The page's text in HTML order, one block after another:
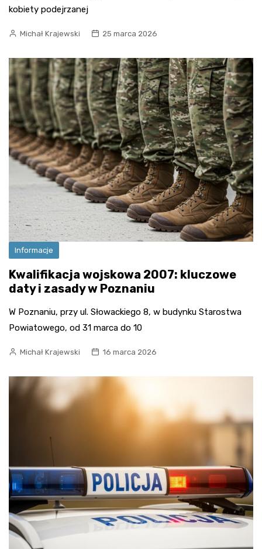
kobiety podejrzanej
Michał Krajewski 25 marca 2026
Informacje
Kwalifikacja wojskowa 2007: kluczowe
daty i zasady w Poznaniu
W Poznaniu, przy ul. Słowackiego 8, w budynku Starostwa
Powiatowego, od 31 marca do 10
Michał Krajewski 16 marca 2026